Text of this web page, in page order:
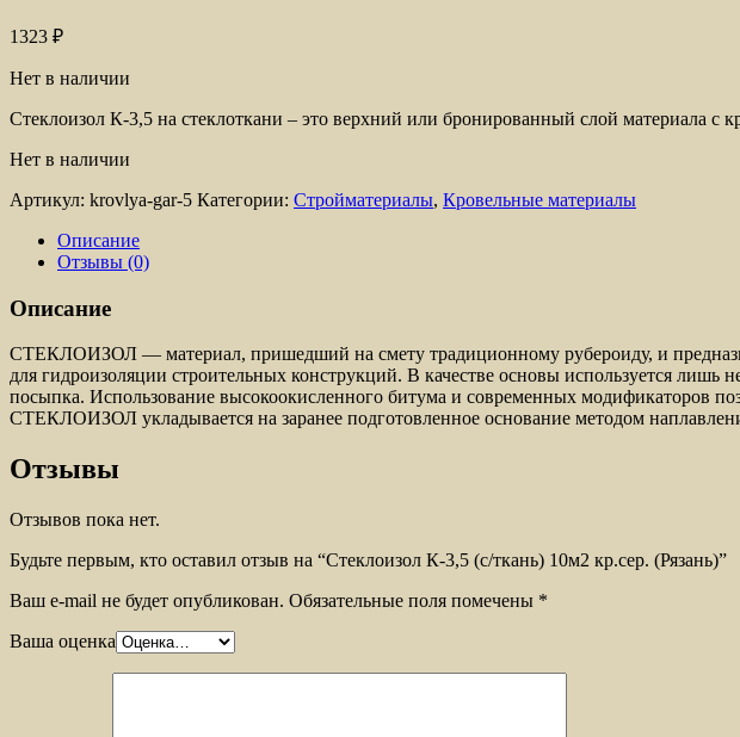
1323 ₽
Нет в наличии
Стеклоизол К-3,5 на стеклоткани – это верхний или бронированный слой материала с
Нет в наличии
Артикул: krovlya-gar-5 Категории: Стройматериалы, Кровельные материалы
Описание
Отзывы (0)
Описание
СТЕКЛОИЗОЛ — материал, пришедший на смету традиционному рубероиду, и
для гидроизоляции строительных конструкций. В качестве основы используется лишь
посыпка. Использование высокоокисленного битума и современных модификаторов
СТЕКЛОИЗОЛ укладывается на заранее подготовленное основание методом
Отзывы
Отзывов пока нет.
Будьте первым, кто оставил отзыв на “Стеклоизол К-3,5 (с/ткань) 10м2 кр.сер. (Рязань)”
Ваш e-mail не будет опубликован. Обязательные поля помечены *
Ваша оценка